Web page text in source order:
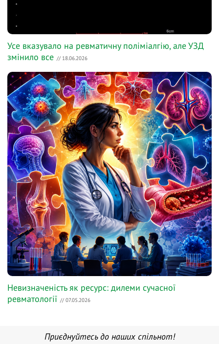
Усе вказувало на ревматичну поліміалгію, але УЗД
змінило все // 18.06.2026
Невизначеність як ресурс: дилеми сучасної
ревматології // 07.05.2026
Приєднуйтесь до наших спільнот!